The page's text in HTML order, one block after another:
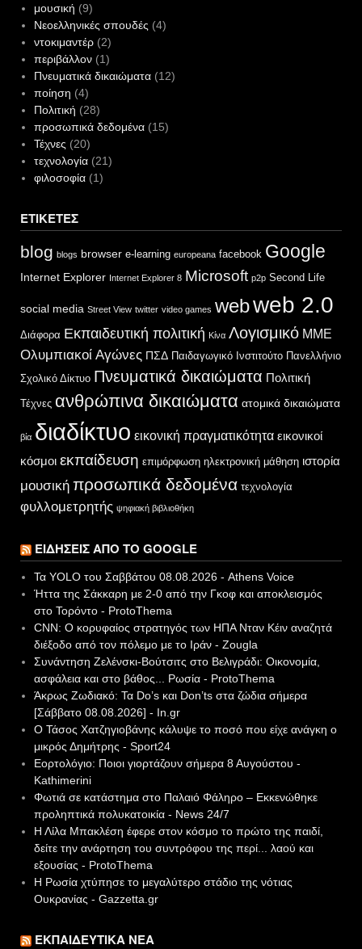
μουσική (9)
Νεοελληνικές σπουδές (4)
ντοκιμαντέρ(2)
περιβάλλον(1)
Πνευματικά δικαιώματα(12)
ποίηση (4)
Πολιτική (28)
προσωπικά δεδομένα(15)
Τέχνες (20)
τεχνολογία(21)
φιλοσοφία(1)
ΕΤΙΚΈΤΕΣ
blog blogs browser e-learning europeana facebook Google
Internet Explorer Internet Explorer 8 Microsoft p2p Second Life
social media Street View twitter video games webweb 2.0
Διάφορα Εκπαιδευτική πολιτική Κίνα Λογισμικό ΜΜΕ
Ολυμπιακοί Αγώνες ΠΣΔ Παιδαγωγικό Ινστιτούτο
Πανελλήνιο
Σχολικό Δίκτυο Πνευματικά δικαιώματα Πολιτική
Τέχνες ανθρώπινα δικαιώματα ατομικά δικαιώματα
βία διαδίκτυο εικονική πραγματικότητα εικονικοί
κόσμοι εκπαίδευση επιμόρφωση ηλεκτρονική μάθηση ιστορία
μουσική προσωπικά δεδομένα τεχνολογία
φυλλομετρητής ψηφιακή βιβλιοθήκη
ΕΙΔΉΣΕΙΣ ΑΠΌ ΤΟ GOOGLE
Τα YOLO του Σαββάτου 08.08.2026 - Athens Voice
Ήττα της Σάκκαρη με 2-0 από την Γκοφ και αποκλεισμός
στο Τορόντο - ProtoThema
CNN: Ο κορυφαίος στρατηγός των ΗΠΑ Νταν Κέιν αναζητά
διέξοδο από τον πόλεμο με το Ιράν - Zougla
Συνάντηση Ζελένσκι-Βούτσιτς στο Βελιγράδι: Οικονομία,
ασφάλεια και στο βάθος... Ρωσία - ProtoThema
Άκρως Ζωδιακό: Τα Do’s και Don’ts στα ζώδια σήμερα
[Σάββατο 08.08.2026] - In.gr
Ο Τάσος Χατζηγιοβάνης κάλυψε το ποσό που είχε ανάγκη ο
μικρός Δημήτρης - Sport24
Εορτολόγιο: Ποιοι γιορτάζουν σήμερα 8 Αυγούστου -
Kathimerini
Φωτιά σε κατάστημα στο Παλαιό Φάληρο – Εκκενώθηκε
προληπτικά πολυκατοικία - News 24/7
Η Λίλα Μπακλέση έφερε στον κόσμο το πρώτο της παιδί,
δείτε την ανάρτηση του συντρόφου της περί... λαού και
εξουσίας - ProtoThema
Η Ρωσία χτύπησε το μεγαλύτερο στάδιο της νότιας
Ουκρανίας - Gazzetta.gr
ΕΚΠΑΙΔΕΥΤΙΚΆ ΝΈΑ